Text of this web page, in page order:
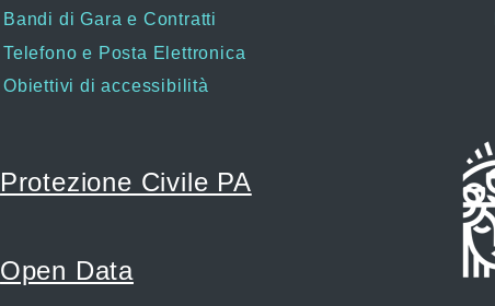
Bandi di Gara e Contratti
Telefono e Posta Elettronica
Obiettivi di accessibilità
Protezione Civile PA
Open Data